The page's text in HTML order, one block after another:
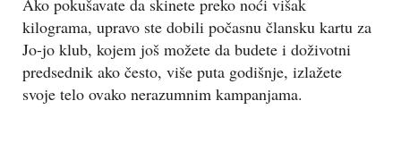
Ako pokušavate da skinete preko noći višak
kilograma, upravo ste dobili počasnu člansku kartu za
Jo-jo klub, kojem još možete da budete i doživotni
predsednik ako često, više puta godišnje, izlažete
svoje telo ovako nerazumnim kampanjama.